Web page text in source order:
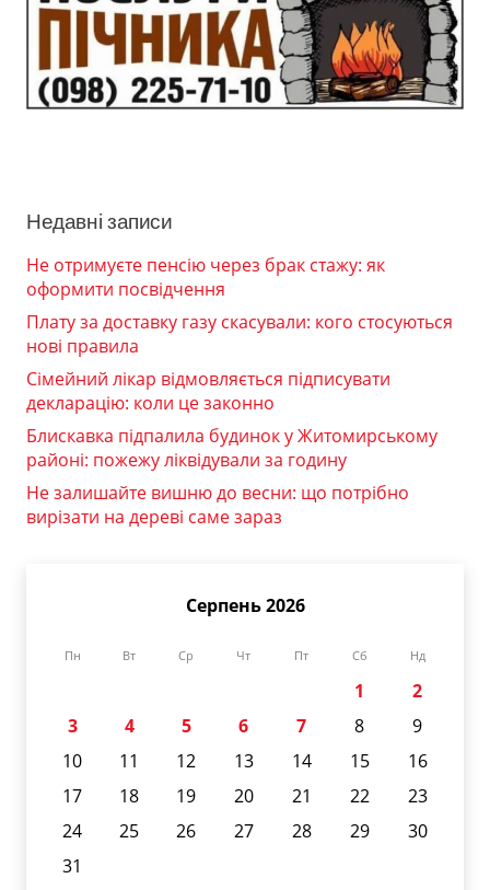
Недавні записи
Не отримуєте пенсію через брак стажу: як
оформити посвідчення
Плату за доставку газу скасували: кого стосуються
нові правила
Сімейний лікар відмовляється підписувати
декларацію: коли це законно
Блискавка підпалила будинок у Житомирському
районі: пожежу ліквідували за годину
Не залишайте вишню до весни: що потрібно
вирізати на дереві саме зараз
Серпень 2026
Пн Вт Ср Чт Пт Сб Нд
1
2
3
4 5 6 7 8
9
10
11 12 13 14 15
16
17
18 19 20 21 22
23
24
25 26 27 28 29
30
31